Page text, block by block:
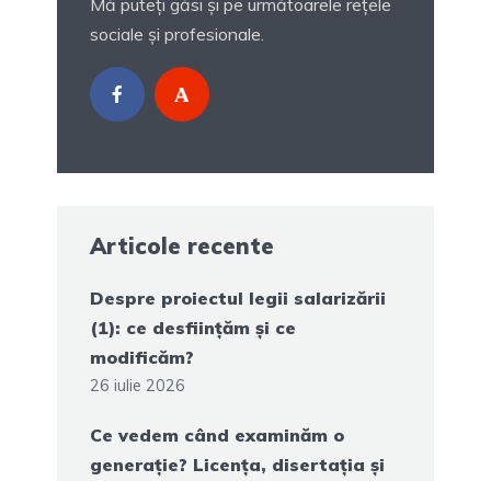
Mă puteți găsi și pe următoarele rețele
sociale și profesionale.
Articole recente
Despre proiectul legii salarizării
(1): ce desființăm și ce
modificăm?
26 iulie 2026
Ce vedem când examinăm o
generație? Licența, disertația și